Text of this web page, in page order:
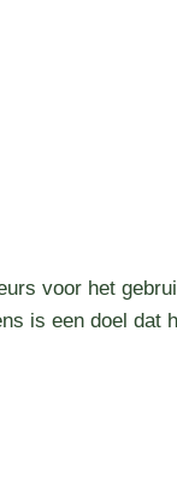
voor het
is een doel dat